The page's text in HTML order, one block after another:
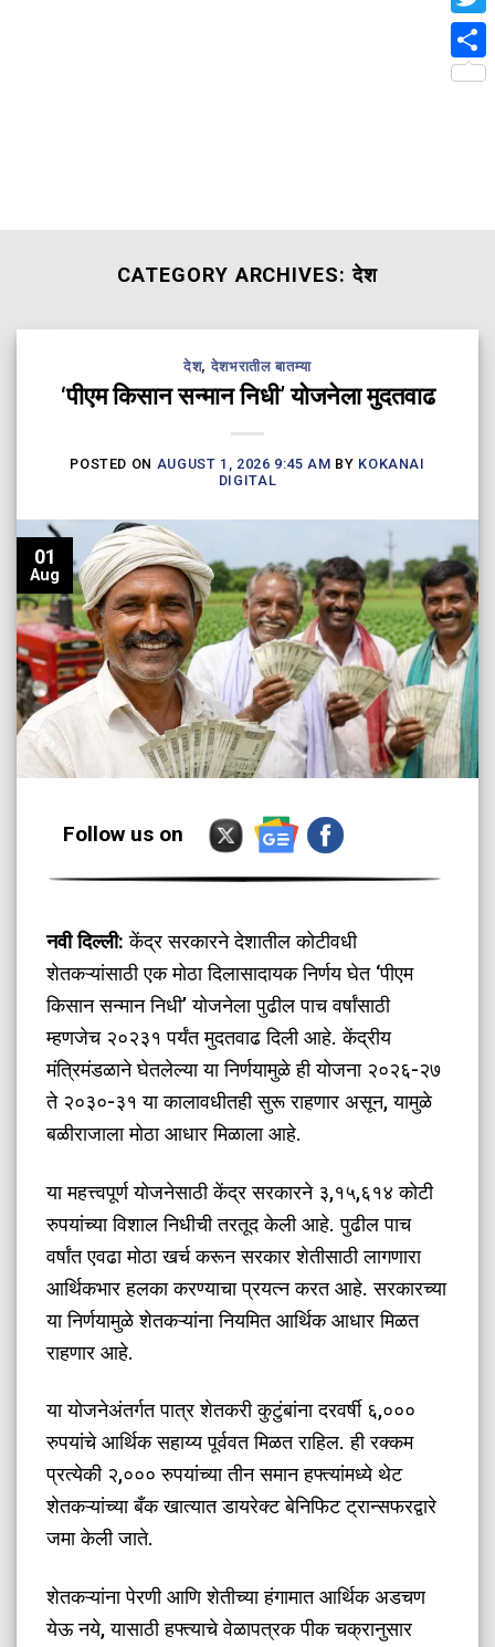
CATEGORY ARCHIVES:देश
देश, देशभरातील बातम्या
‘पीएम किसान सन्मान निधी’ योजनेला मुदतवाढ
POSTED ON AUGUST 1, 2026 9:45 AM BY KOKANAI
DIGITAL
01
Aug
Follow us on
नवी दिल्ली: केंद्र सरकारने देशातील कोटीवधी
शेतकऱ्यांसाठी एक मोठा दिलासादायक निर्णय घेत ‘पीएम
किसान सन्मान निधी’ योजनेला पुढील पाच वर्षांसाठी
म्हणजेच २०२३१ पर्यंत मुदतवाढ दिली आहे. केंद्रीय
मंत्रिमंडळाने घेतलेल्या या निर्णयामुळे ही योजना २०२६-२७
ते २०३०-३१ या कालावधीतही सुरू राहणार असून, यामुळे
बळीराजाला मोठा आधार मिळाला आहे.
​या महत्त्वपूर्ण योजनेसाठी केंद्र सरकारने ३,१५,६१४ कोटी
रुपयांच्या विशाल निधीची तरतूद केली आहे. पुढील पाच
वर्षांत एवढा मोठा खर्च करून सरकार शेतीसाठी लागणारा
आर्थिकभार हलका करण्याचा प्रयत्न करत आहे. सरकारच्या
या निर्णयामुळे शेतकऱ्यांना नियमित आर्थिक आधार मिळत
राहणार आहे.
​या योजनेअंतर्गत पात्र शेतकरी कुटुंबांना दरवर्षी ६,०००
रुपयांचे आर्थिक सहाय्य पूर्ववत मिळत राहिल. ही रक्कम
प्रत्येकी २,००० रुपयांच्या तीन समान हफ्त्यांमध्ये थेट
शेतकऱ्यांच्या बँक खात्यात डायरेक्ट बेनिफिट ट्रान्सफरद्वारे
जमा केली जाते.
​शेतकऱ्यांना पेरणी आणि शेतीच्या हंगामात आर्थिक अडचण
येऊ नये, यासाठी हफ्त्याचे वेळापत्रक पीक चक्रानुसार